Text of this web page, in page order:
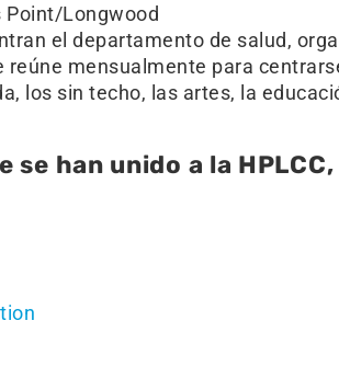
Point/Longwood
el departamento de salud,
mensualmente para
los sin techo, las artes, la
han unido a la